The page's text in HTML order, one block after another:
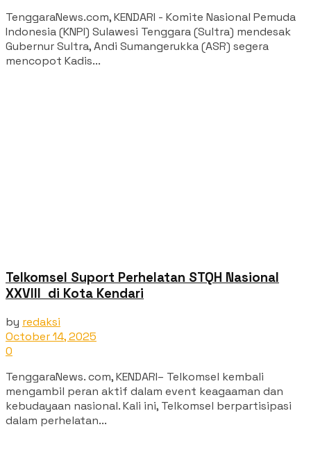
TenggaraNews.com, KENDARI - Komite Nasional Pemuda
Indonesia (KNPI) Sulawesi Tenggara (Sultra) mendesak
Gubernur Sultra, Andi Sumangerukka (ASR) segera
mencopot Kadis...
Telkomsel Suport Perhelatan STQH Nasional
XXVIII di Kota Kendari
by redaksi
October 14, 2025
0
TenggaraNews. com, KENDARI– Telkomsel kembali
mengambil peran aktif dalam event keagaaman dan
kebudayaan nasional. Kali ini, Telkomsel berpartisipasi
dalam perhelatan...